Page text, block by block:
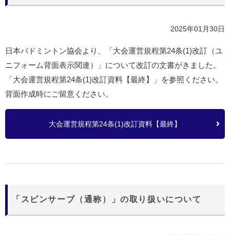
2025年01月30日
日本バドミントン協会より、「大会運営規程第24条(1)改訂（ユ
ニフォーム背面表示関連）」について改訂の文書がきました。
「大会運営規程第24条(1)改訂資料【最終】」を参照ください。
背面作成時にご留意ください。
大会運営規程第24条(1)改訂資料【最終】
「スピンサーブ（通称）」の取り扱いについて